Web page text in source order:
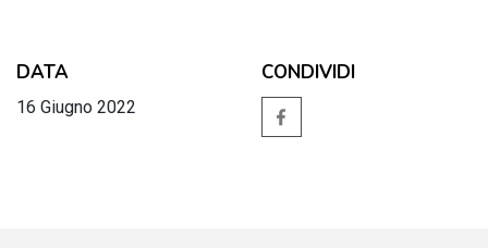
DATA
16 Giugno 2022
CONDIVIDI